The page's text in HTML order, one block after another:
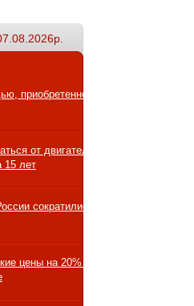
приобретенной в ипотеку
от двигателей
15 лет
сократились на 10
цены на 20% на авто,